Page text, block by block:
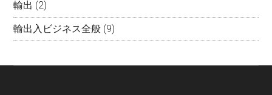
輸出 (2)
輸出入ビジネス全般 (9)